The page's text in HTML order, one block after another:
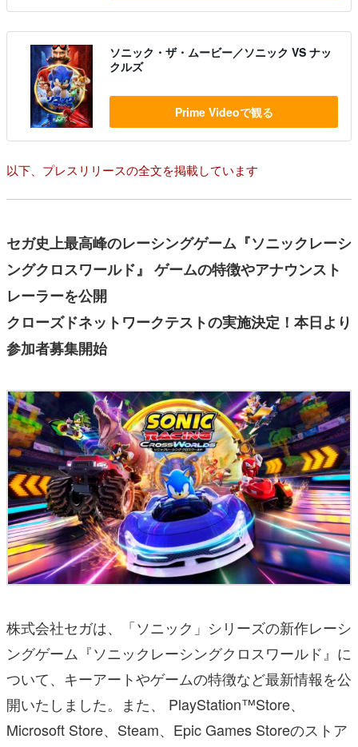
ソニック・ザ・ムービー／ソニック VS ナッ
クルズ
Prime Videoで観る
以下、プレスリリースの全文を掲載しています
セガ史上最高峰のレーシングゲーム『ソニックレーシ
ングクロスワールド』 ゲームの特徴やアナウンスト
レーラーを公開
クローズドネットワークテストの実施決定！本日より
参加者募集開始
株式会社セガは、「ソニック」シリーズの新作レーシ
ングゲーム『ソニックレーシングクロスワールド』に
ついて、キーアートやゲームの特徴など最新情報を公
開いたしました。また、 PlayStation™Store、
Microsoft Store、Steam、Epic Games Storeのストア